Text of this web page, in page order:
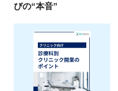
びの“本音”